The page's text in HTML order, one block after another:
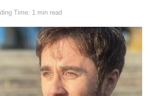
Time: 1 min read